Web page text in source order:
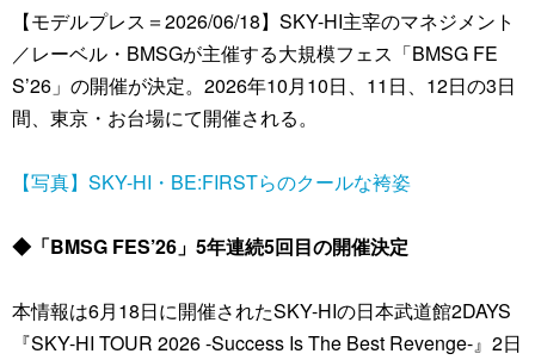
【モデルプレス＝2026/06/18】SKY-HI主宰のマネジメント
／レーベル・BMSGが主催する大規模フェス「BMSG FE
S’26」の開催が決定。2026年10月10日、11日、12日の3日
間、東京・お台場にて開催される。
【写真】SKY-HI・BE:FIRSTらのクールな袴姿
◆「BMSG FES’26」5年連続5回目の開催決定
本情報は6月18日に開催されたSKY-HIの日本武道館2DAYS
『SKY-HI TOUR 2026 -Success Is The Best Revenge-』2日